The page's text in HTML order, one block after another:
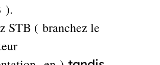
).
STB ( branchez le